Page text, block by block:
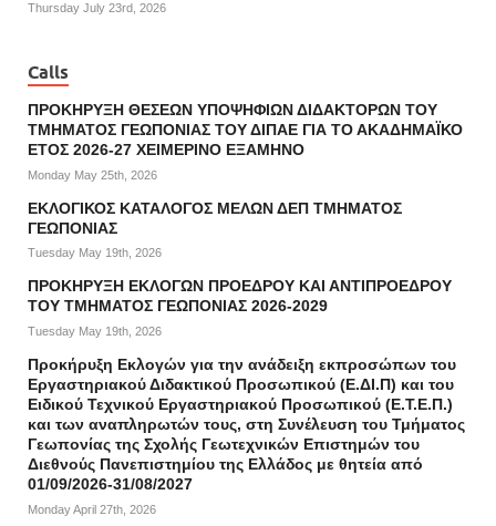
Thursday July 23rd, 2026
Calls
ΠΡΟΚΗΡΥΞΗ ΘΕΣΕΩΝ ΥΠΟΨΗΦΙΩΝ ΔΙΔΑΚΤΟΡΩΝ ΤΟΥ
ΤΜΗΜΑΤΟΣ ΓΕΩΠΟΝΙΑΣ ΤΟΥ ΔΙΠΑΕ ΓΙΑ ΤΟ ΑΚΑΔΗΜΑΪΚΟ
ΕΤΟΣ 2026-27 ΧΕΙΜΕΡΙΝΟ ΕΞΑΜΗΝΟ
Monday May 25th, 2026
ΕΚΛΟΓΙΚΟΣ ΚΑΤΑΛΟΓΟΣ ΜΕΛΩΝ ΔΕΠ ΤΜΗΜΑΤΟΣ
ΓΕΩΠΟΝΙΑΣ
Tuesday May 19th, 2026
ΠΡΟΚΗΡΥΞΗ ΕΚΛΟΓΩΝ ΠΡΟΕΔΡΟΥ ΚΑΙ ΑΝΤΙΠΡΟΕΔΡΟΥ
ΤΟΥ ΤΜΗΜΑΤΟΣ ΓΕΩΠΟΝΙΑΣ 2026-2029
Tuesday May 19th, 2026
Προκήρυξη Εκλογών για την ανάδειξη εκπροσώπων του
Εργαστηριακού Διδακτικού Προσωπικού (Ε.ΔΙ.Π) και του
Ειδικού Τεχνικού Εργαστηριακού Προσωπικού (Ε.Τ.Ε.Π.)
και των αναπληρωτών τους, στη Συνέλευση του Τμήματος
Γεωπονίας της Σχολής Γεωτεχνικών Επιστημών του
Διεθνούς Πανεπιστημίου της Ελλάδος με θητεία από
01/09/2026-31/08/2027
Monday April 27th, 2026